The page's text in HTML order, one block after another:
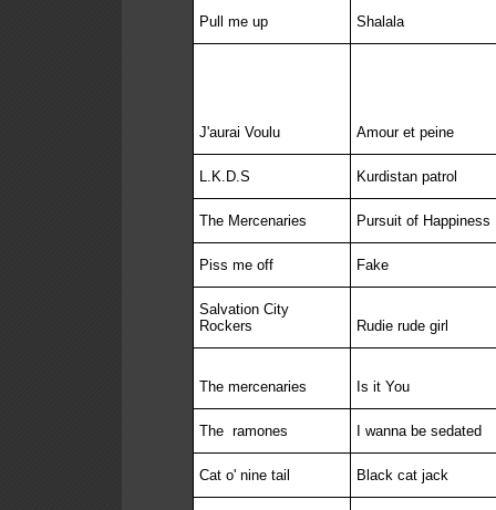
Pull me up Shalala
J'aurai Voulu Amour et peine
L.K.D.S Kurdistan patrol
The Mercenaries Pursuit of Happiness
Piss me off Fake
Salvation City
Rockers
Rudie rude girl
The mercenaries Is it You
The ramones I wanna be sedated
Cat o' nine tail Black cat jack